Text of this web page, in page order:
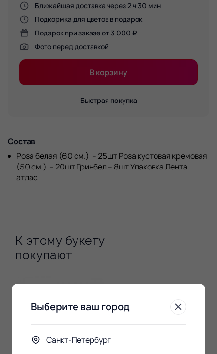
Ближайшая доставка через 2 ч 30 мин
Подкормка для цветов в подарок
Подарок при заказе от 3 000 ₽
Фото перед доставкой
В корзину
Быстрая покупка
Состав
Роза белая (60 см.) – 25шт Роза кустовая кремовая
(50 см.) – 20шт Гринбел – 8шт Упаковка Лента
атлас
К этому букету
покупают
Выберите ваш город
Санкт-Петербург